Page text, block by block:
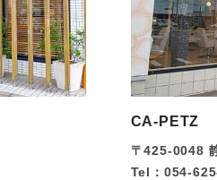
CA-PETZ
〒425-0048
Tel：054-